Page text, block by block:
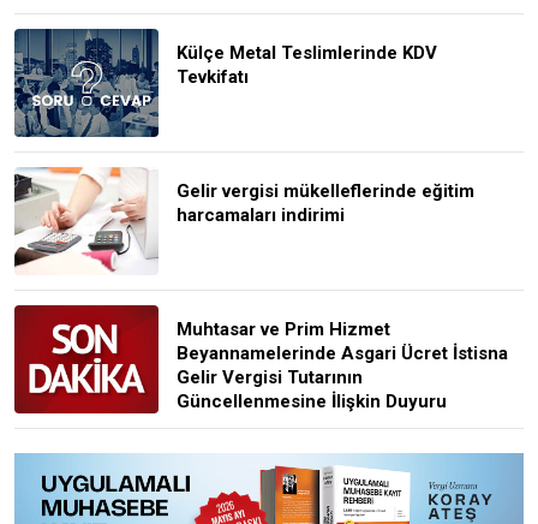
Külçe Metal Teslimlerinde KDV
Tevkifatı
Gelir vergisi mükelleflerinde eğitim
harcamaları indirimi
Muhtasar ve Prim Hizmet
Beyannamelerinde Asgari Ücret İstisna
Gelir Vergisi Tutarının
Güncellenmesine İlişkin Duyuru